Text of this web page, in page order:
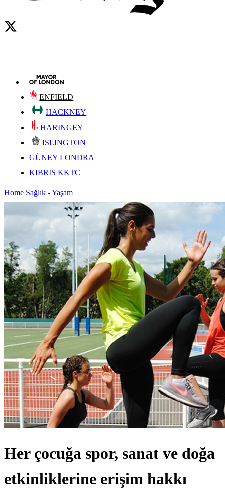
ENFIELD
HACKNEY
HARINGEY
ISLINGTON
GÜNEY LONDRA
KIBRIS KKTC
Home Sağlık - Yaşam
Her çocuğa spor, sanat ve doğa
etkinliklerine erişim hakkı